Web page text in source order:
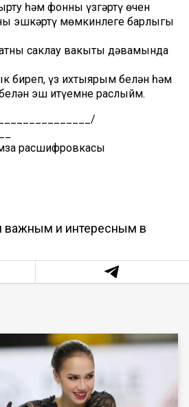
һәм фонны үзгәртү өчен
эшкәртү мөмкинлеге барлыгы
саклау вакыты дәвамында
биреп, үз ихтыярым белән һәм
эш итүемне раслыйм.
/_________________/
расшифровкасы
важным и интересным в